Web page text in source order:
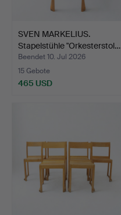
SVEN MARKELIUS.
Stapelstühle "Orkesterstol…
Beendet 10. Jul 2026
15 Gebote
465 USD